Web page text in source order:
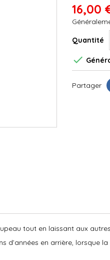
16,00
Quantité

Partager
tout en laissant aux
d’années en arrière, lorsque